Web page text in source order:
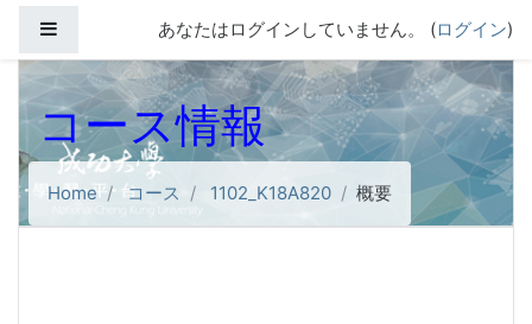
サイドパネルあなたはログインしていません。 (ログイン)
コース情報
Home コース 1102_K18A820 概要